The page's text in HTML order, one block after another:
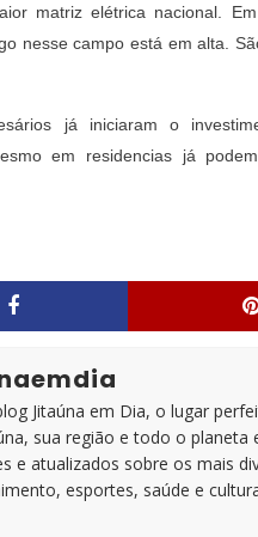
matriz elétrica nacional.
nesse campo está em alta.
já iniciaram o
em residencias já
Jitaúna em Dia, o lugar
sua região e todo o
e atualizados sobre os mais
esportes, saúde e